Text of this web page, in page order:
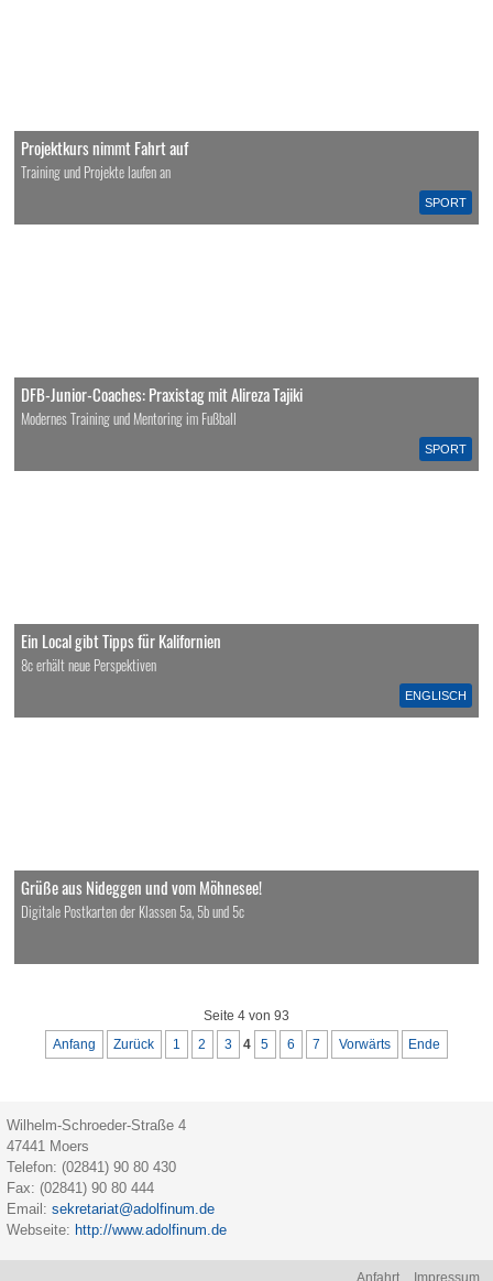
SPORT
Projektkurs nimmt Fahrt auf
Training und Projekte laufen an
SPORT
DFB-Junior-Coaches: Praxistag mit Alireza Tajiki
Modernes Training und Mentoring im Fußball
ENGLISCH
Ein Local gibt Tipps für Kalifornien
8c erhält neue Perspektiven
Grüße aus Nideggen und vom Möhnesee!
Digitale Postkarten der Klassen 5a, 5b und 5c
Seite 4 von 93
Anfang Zurück 1 2 3 4 5 6 7 Vorwärts Ende
Wilhelm-Schroeder-Straße 4
47441 Moers
Telefon: (02841) 90 80 430
Fax: (02841) 90 80 444
Email:sekretariat@adolfinum.de
Webseite: http://www.adolfinum.de
Anfahrt Impressum